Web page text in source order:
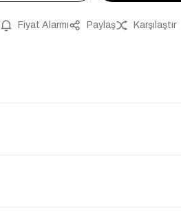
Fiyat Alarmı Paylaş Karşılaştır